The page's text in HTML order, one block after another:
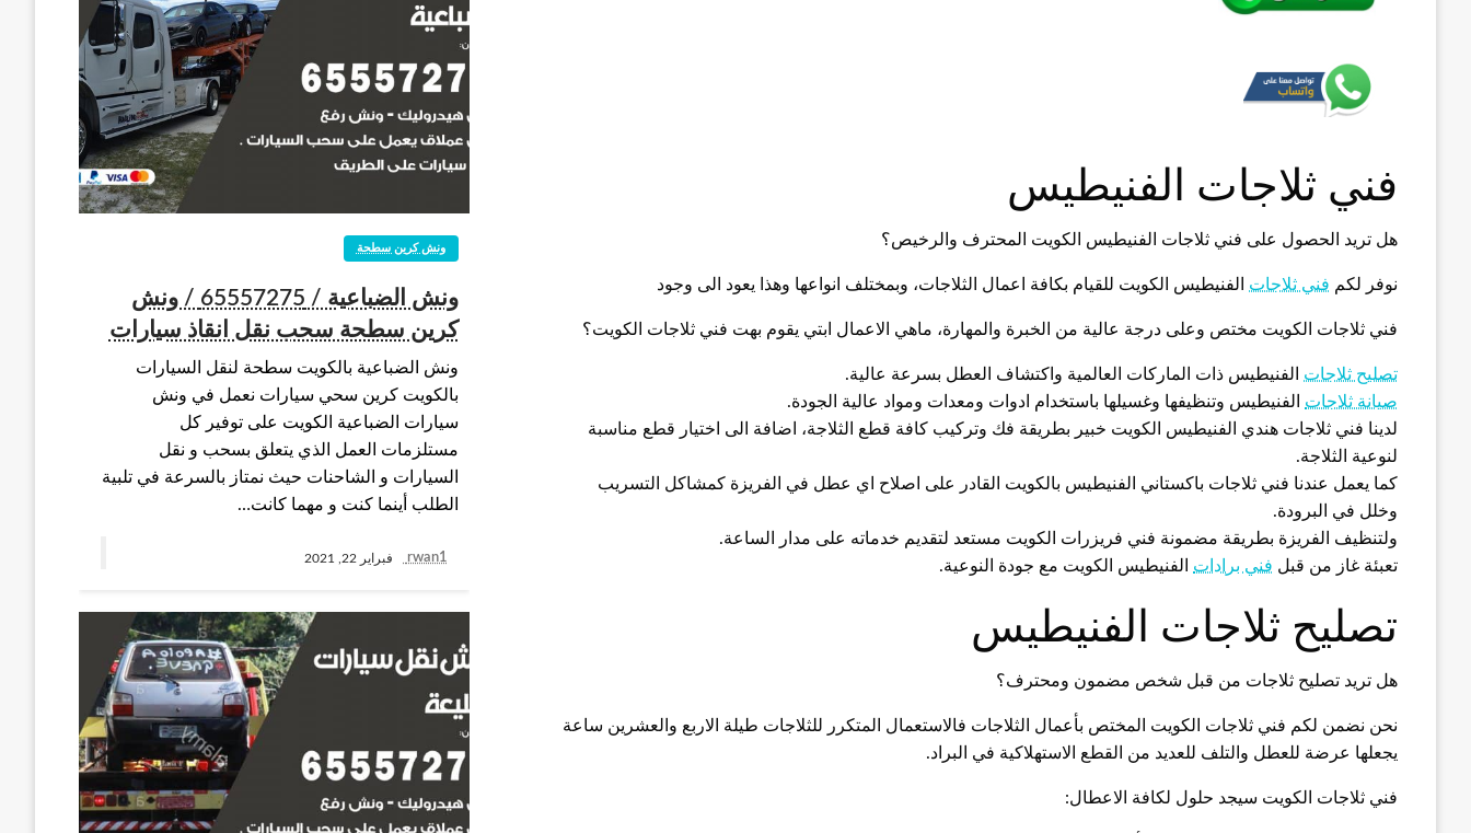
فني ثلاجات الفنيطيس
هل تريد الحصول على فني ثلاجات الفنيطيس الكويت المحترف والرخيص؟
نوفر لكم فني ثلاجات الفنيطيس الكويت للقيام بكافة اعمال الثلاجات، وبمختلف انواعها وهذا يعود الى وجود
فني ثلاجات الكويت مختص وعلى درجة عالية من الخبرة والمهارة، ماهي الاعمال ابتي يقوم بهت فني ثلاجات الكويت؟
تصليح ثلاجات الفنيطيس ذات الماركات العالمية واكتشاف العطل بسرعة عالية.
صيانة ثلاجات الفنيطيس وتنظيفها وغسيلها باستخدام ادوات ومعدات ومواد عالية الجودة.
لدينا فني ثلاجات هندي الفنيطيس الكويت خبير بطريقة فك وتركيب كافة قطع الثلاجة، اضافة الى اختيار قطع مناسبة
لنوعية الثلاجة.
كما يعمل عندنا فني ثلاجات باكستاني الفنيطيس بالكويت القادر على اصلاح اي عطل في الفريزة كمشاكل التسريب
وخلل في البرودة.
ولتنظيف الفريزة بطريقة مضمونة فني فريزرات الكويت مستعد لتقديم خدماته على مدار الساعة.
تعبئة غاز من قبل فني برادات الفنيطيس الكويت مع جودة النوعية.
تصليح ثلاجات الفنيطيس
هل تريد تصليح ثلاجات من قبل شخص مضمون ومحترف؟
نحن نضمن لكم فني ثلاجات الكويت المختص بأعمال الثلاجات فالاستعمال المتكرر للثلاجات طيلة الاربع والعشرين ساعة
يجعلها عرضة للعطل والتلف للعديد من القطع الاستهلاكية في البراد.
فني ثلاجات الكويت سيجد حلول لكافة الاعطال:
ونش كرين سطحة
ونش الضباعية / 65557275 / ونش
كرين سطحة سحب نقل انقاذ سيارات
ونش الضباعية بالكويت سطحة لنقل السيارات
بالكويت كرين سحي سيارات نعمل في ونش
سيارات الضباعية الكويت على توفير كل
مستلزمات العمل الذي يتعلق بسحب و نقل
السيارات و الشاحنات حيث نمتاز بالسرعة في تلبية
الطلب أينما كنت و مهما كانت…
rwan1 فبراير 22, 2021